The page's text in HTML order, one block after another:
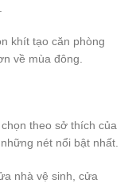
khít tạo căn phòng
về mùa đông.
theo sở thích của
nét nổi bật nhất.
nhà vệ sinh, cửa